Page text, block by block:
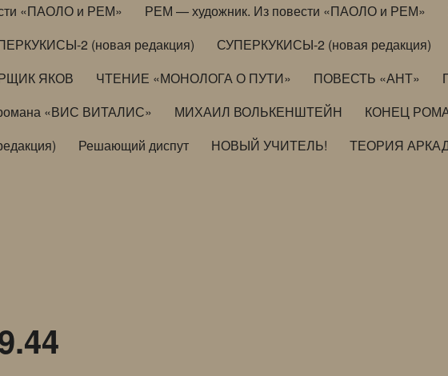
«ПАОЛО и РЕМ»
РЕМ — художник. Из повести «ПАОЛО и РЕМ»
2 (новая редакция) СУПЕРКУКИСЫ-2 (новая редакция)
ЯКОВ ЧТЕНИЕ «МОНОЛОГА О ПУТИ» ПОВЕСТЬ «АНТ»
«ВИС ВИТАЛИС»
МИХАИЛ ВОЛЬКЕНШТЕЙН КОНЕЦ
Решающий диспут НОВЫЙ УЧИТЕЛЬ! ТЕОРИЯ